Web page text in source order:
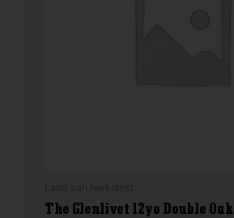
The Glenlivet 12yo Double Oak